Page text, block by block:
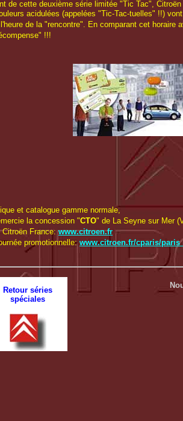
de cette deuxième série limitée "Tic Tac",
acidulées (appelées "Tic-Tac-tuelles" !!)
de la "rencontre". En comparant cet
!!!
et catalogue gamme normale,
la concession "CTO" de La Seyne sur Mer
Citroën France:www.citroen.fr
promotionnelle: www.citroen.fr/cparis/
Retour séries
spéciales